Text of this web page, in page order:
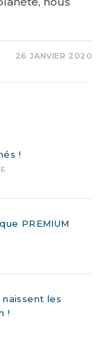
26 JANVIER 2020
!
PREMIUM
naissent les
!